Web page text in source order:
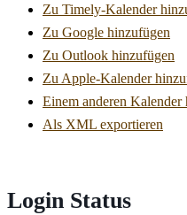
Zu Timely-Kalender
Zu Google hinzufügen
Zu Outlook hinzufügen
Zu Apple-Kalender
Einem anderen Kalender
Als XML exportieren
Login Status